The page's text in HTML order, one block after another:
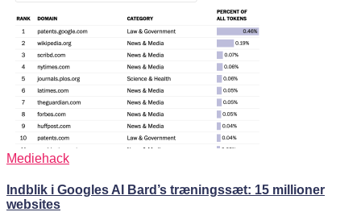
Mediehack
Indblik i Googles AI Bard’s træningssæt: 15 millioner
websites